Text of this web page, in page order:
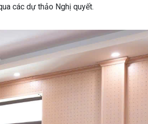
các dự thảo Nghị quyết.